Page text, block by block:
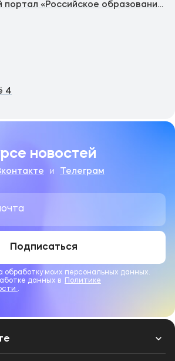
Федеральный портал «Российское образование»
4
новостей
и Телеграм
Подписаться
обработку моих персональных данных.
данных в
Политике
.